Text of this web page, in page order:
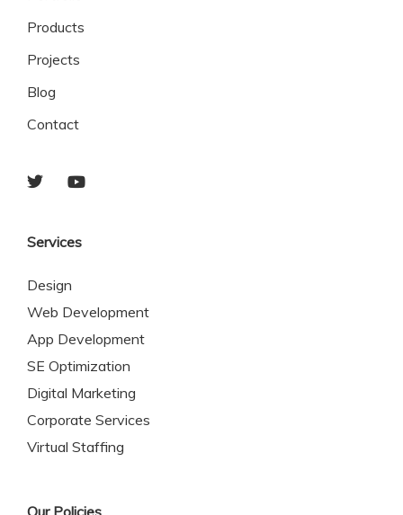
Products
Projects
Blog
Contact
Services
Design
Web Development
App Development
SE Optimization
Digital Marketing
Corporate Services
Virtual Staffing
Our Policies